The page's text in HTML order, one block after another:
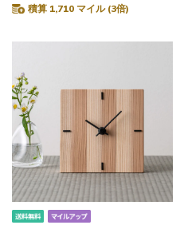
積算 1,710 マイル (3倍)